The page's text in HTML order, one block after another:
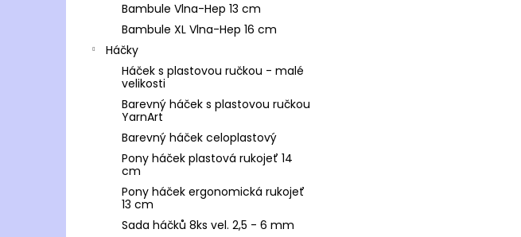
Bambule Vlna-Hep 13 cm
Bambule XL Vlna-Hep 16 cm
Háčky
Háček s plastovou ručkou - malé
velikosti
Barevný háček s plastovou ručkou
YarnArt
Barevný háček celoplastový
Pony háček plastová rukojeť 14
cm
Pony háček ergonomická rukojeť
13 cm
Sada háčků 8ks vel. 2,5 - 6 mm